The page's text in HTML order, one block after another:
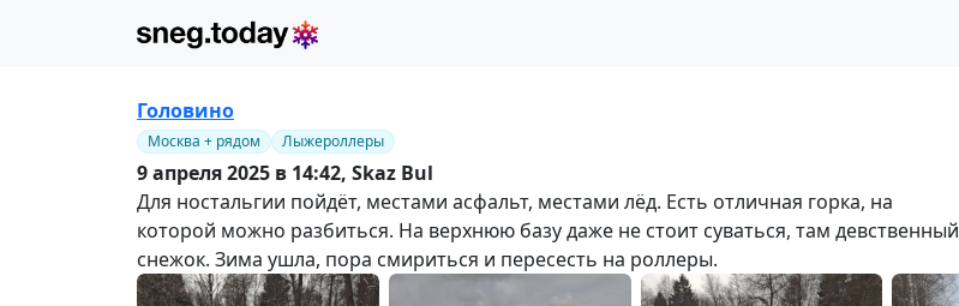
Головино
Москва + рядом Лыжероллеры
9 апреля 2025 в 14:42, Skaz Bul
Для ностальгии пойдёт, местами асфальт, местами лёд. Есть отличная горка, на
которой можно разбиться. На верхнюю базу даже не стоит суваться, там девственный
снежок. Зима ушла, пора смириться и пересесть на роллеры.